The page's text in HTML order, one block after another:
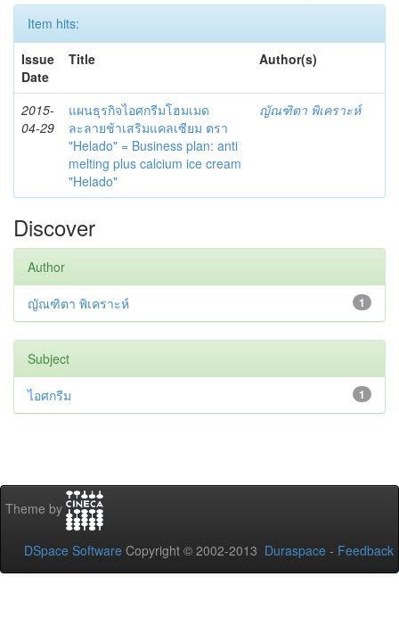
Item hits:
Issue
Date
Title Author(s)
2015-
04-29
แผนธุรกิจไอศกรีมโฮมเมด
ละลายช้าเสริมแคลเซียม ตรา
"Helado" = Business plan: anti
melting plus calcium ice cream
"Helado"
ญัณฑิตา พิเคราะห์
Discover
Author
1
ญัณฑิตา พิเคราะห์
Subject
1
ไอศกรีม
Theme by
DSpace Software Copyright © 2002-2013 Duraspace - Feedback